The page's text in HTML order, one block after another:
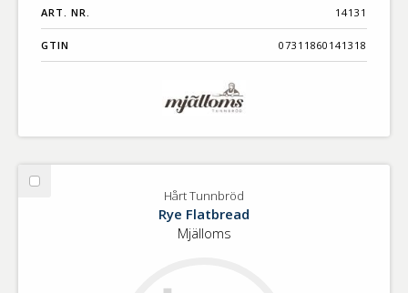
ART. NR. 14131
GTIN 07311860141318
Välj
Hårt Tunnbröd
Rye Flatbread
Mjälloms